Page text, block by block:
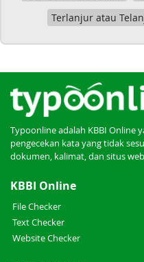
Terlanjur atau
Typoonline adalah KBBI Online
pengecekan kata yang tidak
dokumen, kalimat, dan situs
KBBI Online
File Checker
Text Checker
Website Checker